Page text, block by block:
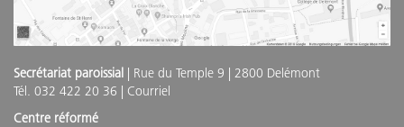
Secrétariat paroissial | Rue du Temple 9 | 2800 Delémont
Tél. 032 422 20 36 | Courriel
Centre réformé